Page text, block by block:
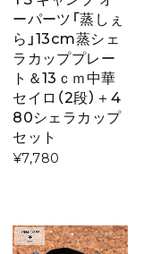
ーパーツ「蒸しぇ
ら」13cm蒸シェ
ラカッププレー
ト＆13ｃｍ中華
セイロ（2段）＋4
80シェラカップ
セット
¥7,780